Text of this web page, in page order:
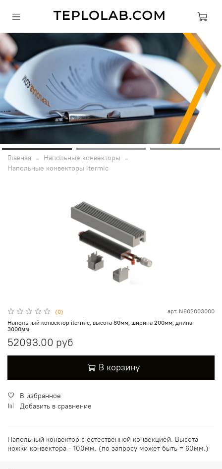
Главная
Напольные конвекторы
Напольные конвекторы itermic
(0) арт. N802003000
Напольный конвектор itermic, высота 80мм, ширина 200мм, длина
3000мм
52093.00 руб
В корзину
В избранное
Добавить в сравнение
Напольный конвектор с естественной конвекцией. Высота
ножки конвектора - 100мм. (по запросу может быть = 60мм.)